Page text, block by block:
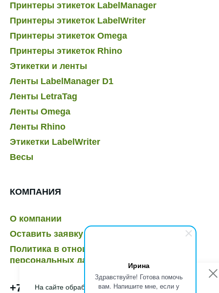
Ирина
Здравствуйте! Готова помочь
вам. Напишите мне, если у
Принтеры этикеток LabelManager
Принтеры этикеток LabelWriter
Принтеры этикеток Omega
Принтеры этикеток Rhino
Этикетки и ленты
Ленты LabelManager D1
Ленты LetraTag
Ленты Omega
Ленты Rhino
Этикетки LabelWriter
Весы
КОМПАНИЯ
О компании
Оставить заявку
Политика в отношении обработки
персональных данных
+7 495 232-07-41
На сайте обрабатываются файлы cookies, чтобы